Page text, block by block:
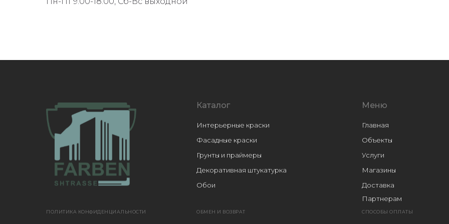
Каталог
Интерьерные краски
Фасадные краски
Грунты и праймеры
Декоративная штукатурка
Обои
Меню
Главная
Объекты
Услуги
Магазины
Доставка
ОБМЕН И ВОЗВРАТ СПОСОБЫ ОПЛАТЫ
ПОЛИТИКА КОНФИДЕНЦИАЛЬНОСТИ
Партнерам